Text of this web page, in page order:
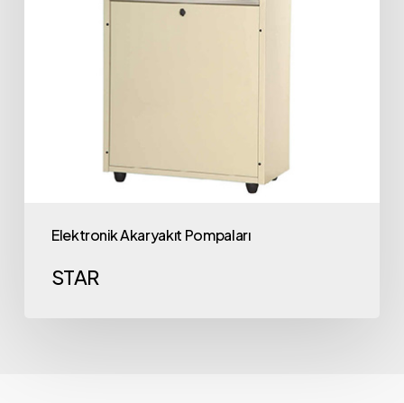
Elektronik Akaryakıt Pompaları
STAR